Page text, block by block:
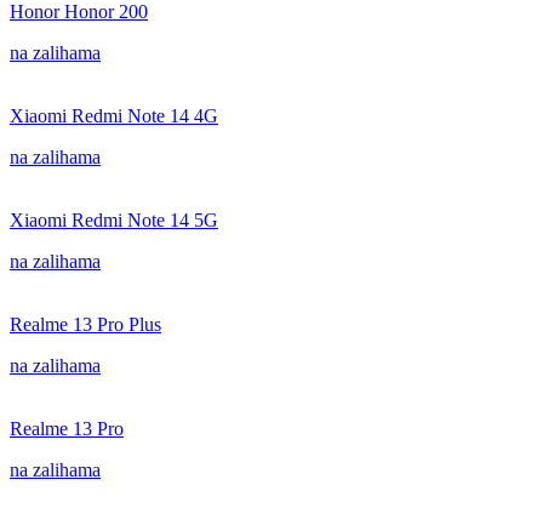
Honor Honor 200
na zalihama
Xiaomi Redmi Note 14 4G
na zalihama
Xiaomi Redmi Note 14 5G
na zalihama
Realme 13 Pro Plus
na zalihama
Realme 13 Pro
na zalihama